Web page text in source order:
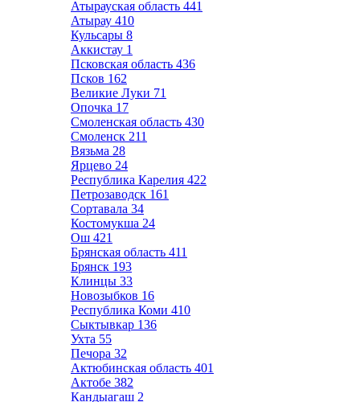
Атырауская область 441
Атырау 410
Кульсары 8
Аккистау 1
Псковская область 436
Псков 162
Великие Луки 71
Опочка 17
Смоленская область 430
Смоленск 211
Вязьма 28
Ярцево 24
Республика Карелия 422
Петрозаводск 161
Сортавала 34
Костомукша 24
Ош 421
Брянская область 411
Брянск 193
Клинцы 33
Новозыбков 16
Республика Коми 410
Сыктывкар 136
Ухта 55
Печора 32
Актюбинская область 401
Актобе 382
Кандыагаш 2